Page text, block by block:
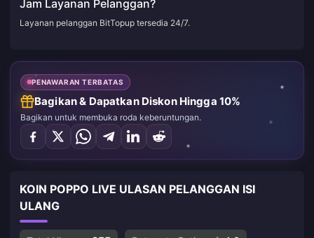
Jam Layanan Pelanggan?
Layanan pelanggan BitTopup tersedia 24/7.
PENAWARAN TERBATAS
Bagikan & Dapatkan Diskon Hingga 10%
Bagikan untuk membuka roda keberuntungan.
KOIN POPPO LIVE ULASAN PELANGGAN ISI
ULANG